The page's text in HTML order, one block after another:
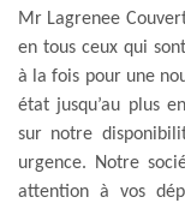
Mr Lagrenee
en tous ceux qui
à la fois pour une
état jusqu’au plus
sur notre
urgence. Notre
attention à vos